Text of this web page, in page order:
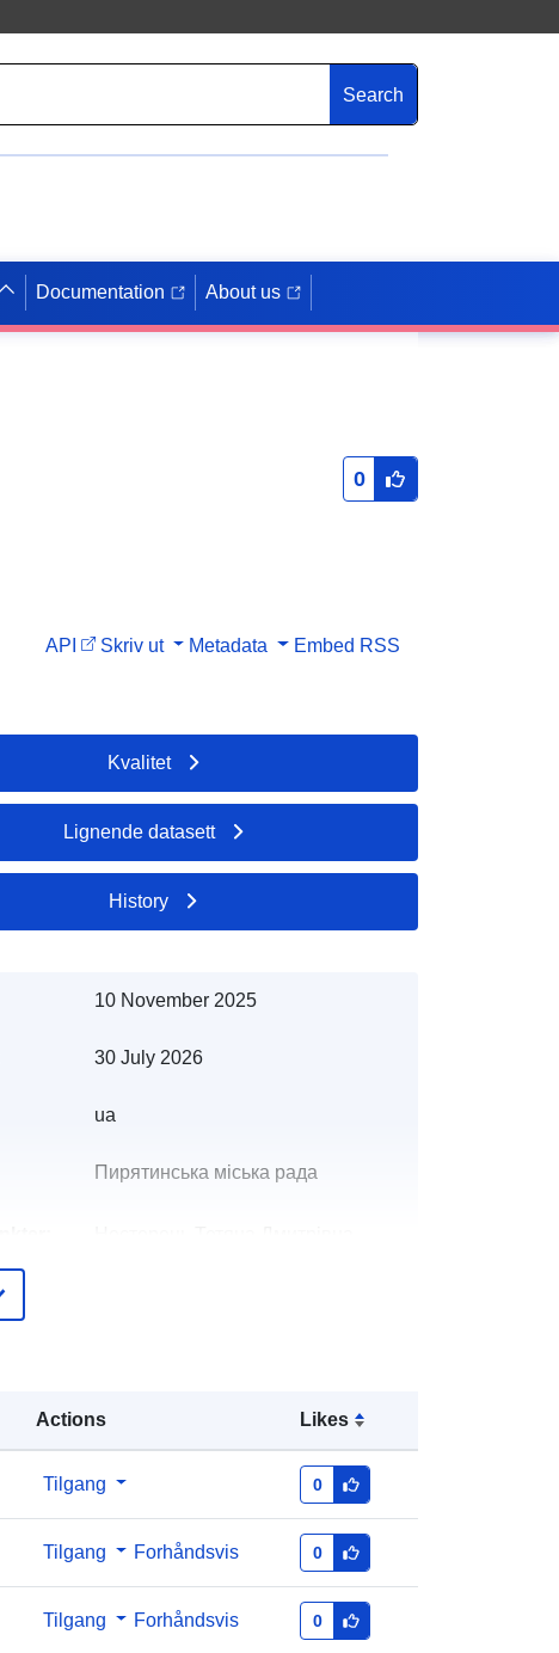
Search
Documentation About us
0
API Skriv ut Metadata Embed RSS
Actions Likes
Tilgang 0
Tilgang Forhåndsvis 0
Tilgang Forhåndsvis 0
Kvalitet
Lignende datasett
History
10 November 2025
30 July 2026
ua
Пирятинська міська рада
July 2026
91b744a7-9c0c-45e4-81c5-
http://data.europa.eu/88u/dataset/91
b744a7-9c0c-45e4-81c5-
68f3aa54a922